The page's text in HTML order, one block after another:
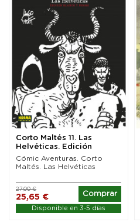
Corto Maltés 11. Las
Helvéticas. Edición
especial Blanco y Negro
Cómic Aventuras. Corto
Maltés. Las Helvéticas
25,65 €
27,00 €
Comprar
Disponible en 3-5 días